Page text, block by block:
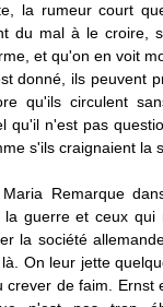
la rumeur court
du mal à le croire,
et qu'on en voit
donné, ils peuvent
qu'ils circulent
qu'il n'est pas
s'ils craignaient la
Remarque
guerre et ceux qui
la société
On leur jette
crever de faim.